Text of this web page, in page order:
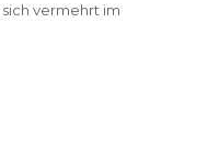
vermehrt im